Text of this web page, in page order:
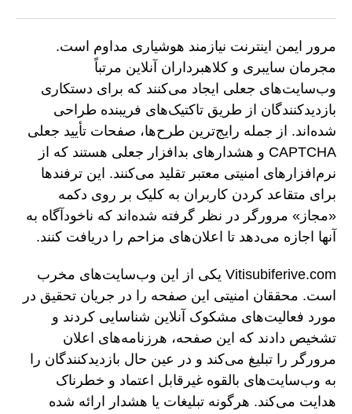
مرور ایمن اینترنت نیازمند هوشیاری مداوم است.
مجرمان سایبری و کلاهبرداران آنلاین مرتباً
وب‌سایت‌های جعلی ایجاد می‌کنند که برای دستکاری
بازدیدکنندگان از طریق تاکتیک‌های فریبنده طراحی
شده‌اند. از جمله رایج‌ترین طرح‌ها، صفحات تأیید جعلی
CAPTCHA و هشدارهای بدافزار جعلی هستند که از
نرم‌افزارهای امنیتی معتبر تقلید می‌کنند. این ترفندها
برای متقاعد کردن کاربران به کلیک بر روی دکمه
«مجاز» مرورگر در نظر گرفته شده‌اند که ناخودآگاه به
آنها اجازه می‌دهد تا اعلان‌های مزاحم را دریافت کنند.
Vitisubiferive.com یکی از این وب‌سایت‌های مخرب
است. محققان امنیتی این صفحه را در جریان تحقیق در
مورد فعالیت‌های مشکوک آنلاین شناسایی کردند و
تشخیص دادند که این صفحه، هرزنامه‌های اعلان
مرورگر را تبلیغ می‌کند و در عین حال بازدیدکنندگان را
به وب‌سایت‌های بالقوه غیرقابل اعتماد و خطرناک
هدایت می‌کند. هرگونه تبلیغات یا هشدار ارائه شده